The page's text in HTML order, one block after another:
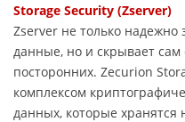
Storage Security (Zserver)
Zserver не только
данные, но и скрывает
посторонних. Zecurion
комплексом
данных, которые хранятся